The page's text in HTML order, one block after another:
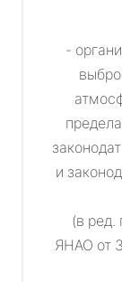
-
и
(в ред.
ЯНАО от